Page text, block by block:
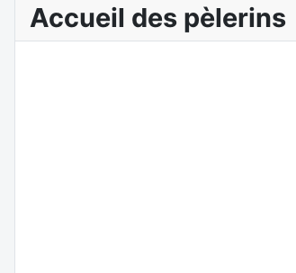
Accueil des pèlerins